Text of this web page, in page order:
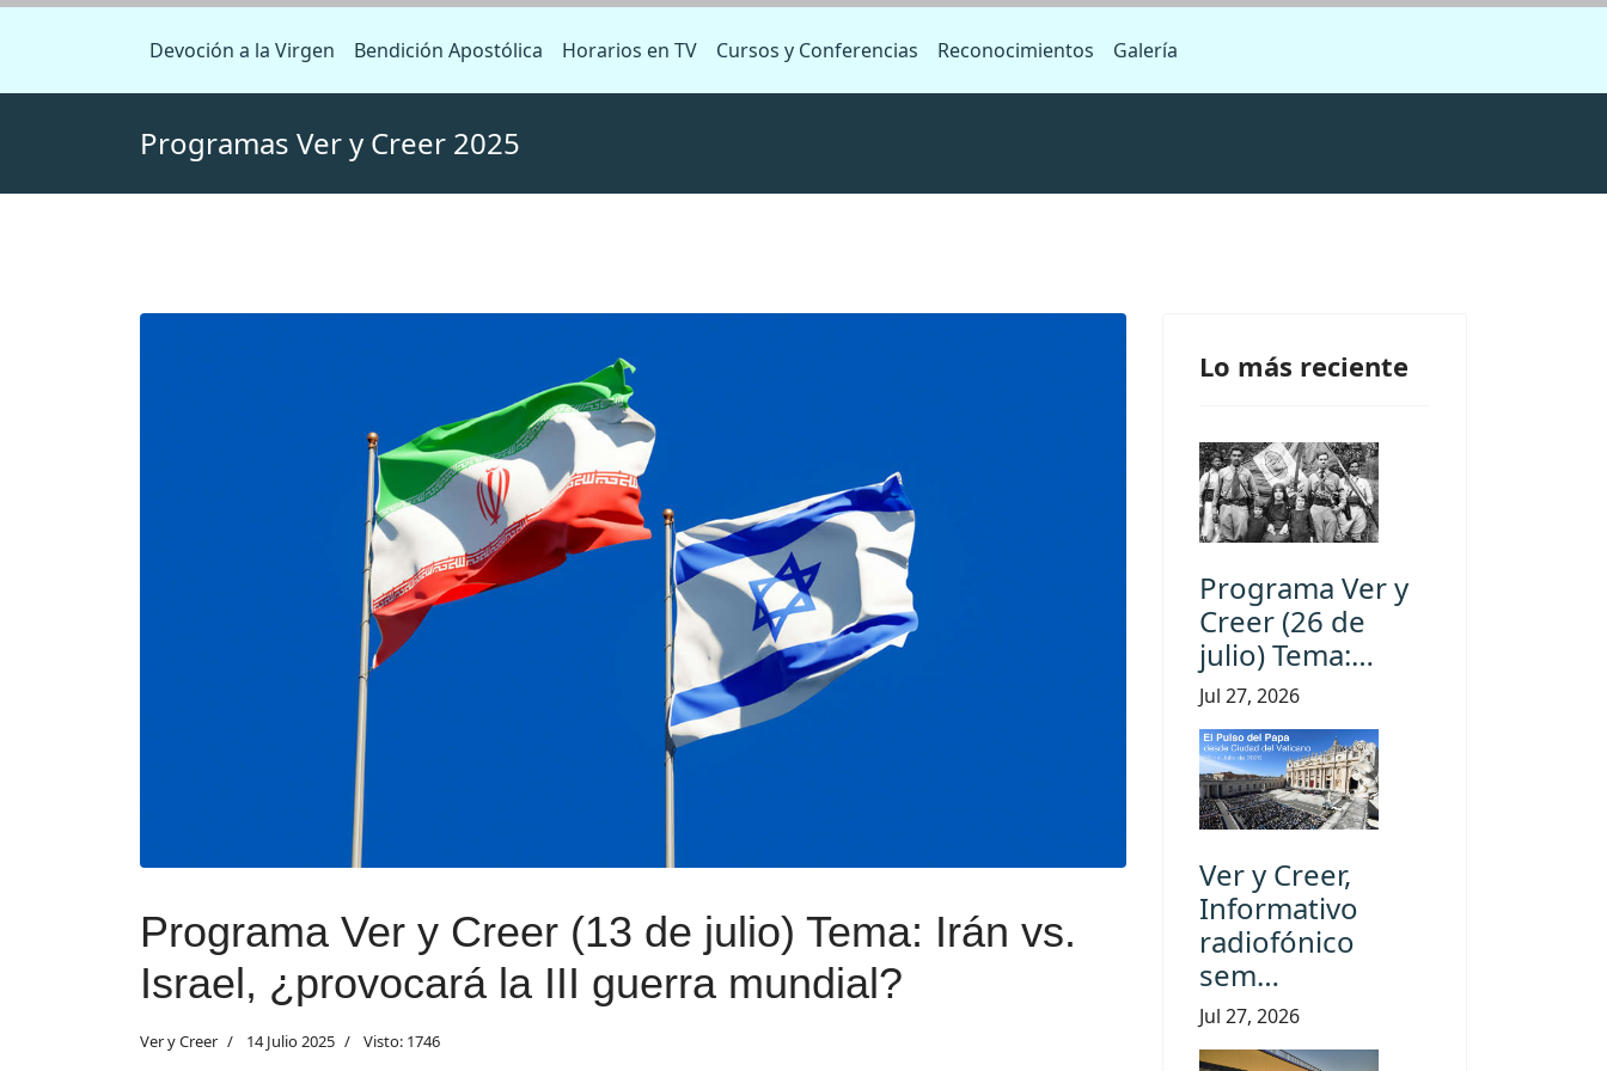
Devoción a la Virgen Bendición Apostólica Horarios en TV Cursos y Conferencias Reconocimientos Galería
Programas Ver y Creer 2025
Programa Ver y Creer (13 de julio) Tema: Irán vs.
Israel, ¿provocará la III guerra mundial?
Ver y Creer 14 Julio 2025 Visto: 1746
Lo más reciente
Programa Ver y
Creer (26 de
julio) Tema:…
Jul 27, 2026
Ver y Creer,
Informativo
radiofónico
sem…
Jul 27, 2026